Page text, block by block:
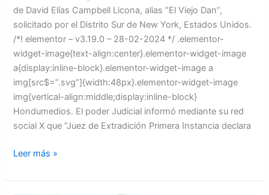
de David Elías Campbell Licona, alias “El Viejo Dan”,
solicitado por el Distrito Sur de New York, Estados Unidos.
/*! elementor – v3.19.0 – 28-02-2024 */ .elementor-
widget-image{text-align:center}.elementor-widget-image
a{display:inline-block}.elementor-widget-image a
img[src$=”.svg”]{width:48px}.elementor-widget-image
img{vertical-align:middle;display:inline-block}
Hondumedios. El poder Judicial informó mediante su red
social X que “Juez de Extradición Primera Instancia declara
Leer más »